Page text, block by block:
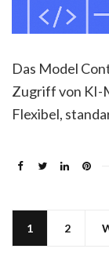
Das Model
Zugriff von KI-
Flexibel,
1 2